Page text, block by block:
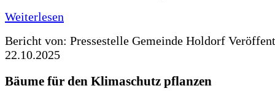
Weiterlesen
Bericht von: Pressestelle Gemeinde Holdorf
22.10.2025
Bäume für den Klimaschutz pflanzen